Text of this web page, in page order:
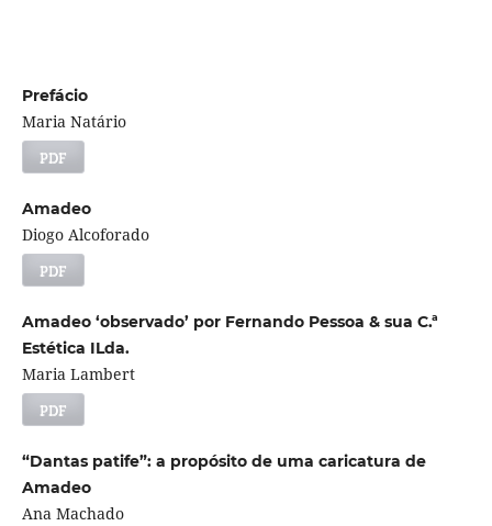
Prefácio
Maria Natário
PDF
Amadeo
Diogo Alcoforado
PDF
Amadeo ‘observado’ por Fernando Pessoa & sua C.ª
Estética ILda.
Maria Lambert
PDF
“Dantas patife”: a propósito de uma caricatura de
Amadeo
Ana Machado